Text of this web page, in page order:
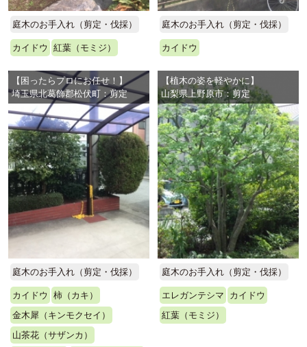
庭木のお手入れ（剪定・伐採）
カイドウ 紅葉（モミジ）
庭木のお手入れ（剪定・伐採）
カイドウ
【困ったらプロにお任せ！】
埼玉県北葛飾郡松伏町：剪定
庭木のお手入れ（剪定・伐採）
カイドウ
柿（カキ）
金木犀（キンモクセイ）
山茶花（サザンカ）
【植木の姿を軽やかに】
山梨県上野原市：剪定
庭木のお手入れ（剪定・伐採）
エレガンテシマ
カイドウ
紅葉（モミジ）